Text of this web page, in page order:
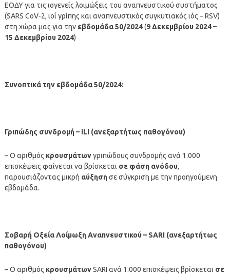
ΕΟΔΥ για τις ιογενείς λοιμώξεις του αναπνευστικού συστήματος
(SARS CoV-2, ιοί γρίπης και αναπνευστικός συγκυτιακός ιός – RSV)
στη χώρα μας για την εβδομάδα 50/2024(9 Δεκεμβρίου2024 –
15 Δεκεμβρίου2024)
Συνοπτικά την εβδομάδα 50/2024:
Γριπώδης συνδρομή – ILI (ανεξαρτήτως παθογόνου)
– Ο αριθμός κρουσμάτωνγριπώδους συνδρομής ανά 1.000
επισκέψεις φαίνεται να βρίσκεται σε φάση ανόδου,
παρουσιάζοντας μικρή αύξησησε σύγκριση με την προηγούμενη
εβδομάδα.
Σοβαρή Οξεία Λοίμωξη Αναπνευστικού – SARI (ανεξαρτήτως
παθογόνου)
– Ο αριθμός κρουσμάτωνSARI ανά 1.000 επισκέψεις βρίσκεται σε